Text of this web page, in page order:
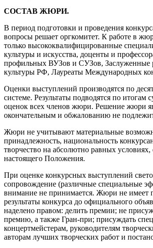
СОСТАВ ЖЮРИ.
В период подготовки и проведения
вопросы решает оргкомитет. К работе в
только высококвалифицированные
культуры и искусства, доценты и
профильных ВУЗов и СУЗов, Заслуженные
культуры РФ, Лауреаты Международных
Оценки выступлений производятся по
системе. Результаты подводятся по итогам
оценок всех членов жюри. Решение жюри
окончательным и обжалованию не
Жюри не учитывают материальные
принадлежность, национальность
творчество на абсолютно равных условиях,
настоящего Положения.
При оценке конкурсных выступлений
сопровождение (различные специальные
внимание не принимается. Жюри не имеет
результаты конкурса до официального
наделено правом: делить премии; не
премию, а также Гран-при; присуждать
концертмейстерам, руководителям
авторам лучших творческих работ и